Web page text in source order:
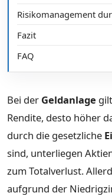
Risikomanagement
Fazit
FAQ
Bei der Geldanlage
Rendite, desto höher
durch die gesetzliche
sind, unterliegen
zum Totalverlust.
aufgrund der